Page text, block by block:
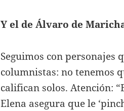
Y el de Álvaro de
Seguimos con personajes
columnistas: no tenemos
califican solos. Atención:
Elena asegura que le